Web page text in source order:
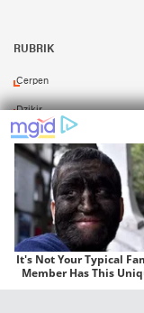
RUBRIK
Cerpen
Dzikir
Khutbah
Murottal
Puisi
Shalawat
Redaksi